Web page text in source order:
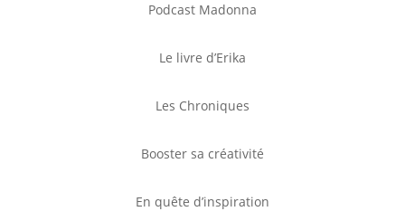
Podcast Madonna
Le livre d’Erika
Les Chroniques
Booster sa créativité
En quête d’inspiration